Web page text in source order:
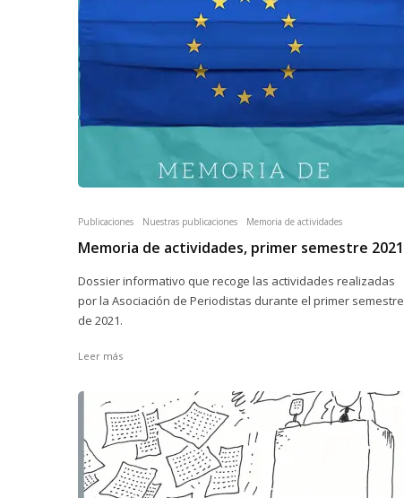
Publicaciones Nuestras publicaciones Memoria de actividades
Memoria de actividades, primer semestre 2021
Dossier informativo que recoge las actividades realizadas
por la Asociación de Periodistas durante el primer semestre
de 2021.
Leer más